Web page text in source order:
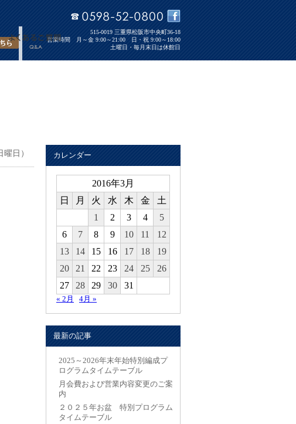
515-0019 三重県松阪市中央町36-18
営業時間 月～金 9:00～21:00 日・祝 9:00～18:00
土曜日・毎月末日は休館日
カレンダー
2016年3月
日
月 火 水 木 金
土
1
2 3 4
5
6
7 8 9 10 11
12
13
14 15 16 17 18
19
20
21 22 23 24 25
26
27
28 29 30 31
« 2月 4月 »
最新の記事
2025～2026年末年始特別編成プ
ログラムタイムテーブル
月会費および営業内容変更のご案
内
２０２５年お盆 特別プログラム
タイムテーブル
日）